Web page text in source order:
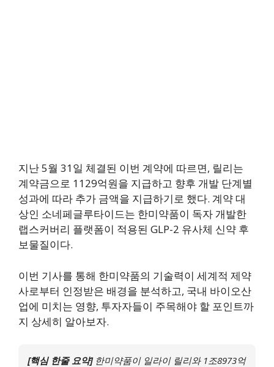
지난 5월 31일 체결된 이번 계약에 따르면, 릴리는
계약금으로 1129억원을 지급하고 향후 개발 단계별
성과에 따라 추가 금액을 지급하기로 했다. 계약 대
상인 소네페글루타이드는 한미약품이 독자 개발한
랩스커버리 플랫폼이 적용된 GLP-2 유사체 신약 후
보물질이다.
이번 기사를 통해 한미약품의 기술력이 세계적 제약
사로부터 인정받은 배경을 분석하고, 국내 바이오산
업에 미치는 영향, 투자자들이 주목해야 할 포인트까
지 상세히 알아보자.
[핵심 한줄 요약]한미약품이 일라이 릴리와 1조8973억